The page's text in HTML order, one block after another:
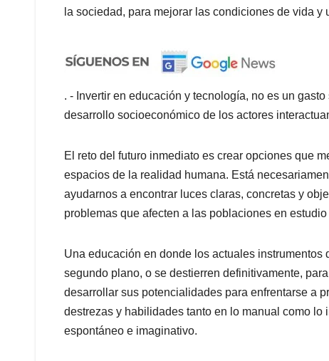
la sociedad, para mejorar las condiciones de vida y
. - Invertir en educación y tecnología, no es un
desarrollo socioeconómico de los actores
El reto del futuro inmediato es crear opciones que
espacios de la realidad humana. Está
ayudarnos a encontrar luces claras, concretas y
problemas que afecten a las poblaciones en estudio
Una educación en donde los actuales
segundo plano, o se destierren definitivamente,
desarrollar sus potencialidades para enfrentarse a
destrezas y habilidades tanto en lo manual como lo
espontáneo e imaginativo.